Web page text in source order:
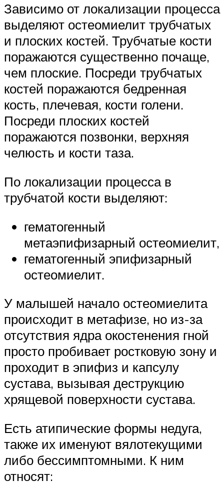
Зависимо от локализации процесса
выделяют остеомиелит трубчатых
и плоских костей. Трубчатые кости
поражаются существенно почаще,
чем плоские. Посреди трубчатых
костей поражаются бедренная
кость, плечевая, кости голени.
Посреди плоских костей
поражаются позвонки, верхняя
челюсть и кости таза.
По локализации процесса в
трубчатой кости выделяют:
гематогенный
метаэпифизарный остеомиелит,
гематогенный эпифизарный
остеомиелит.
У малышей начало остеомиелита
происходит в метафизе, но из-за
отсутствия ядра окостенения гной
просто пробивает ростковую зону и
проходит в эпифиз и капсулу
сустава, вызывая деструкцию
хрящевой поверхности сустава.
Есть атипические формы недуга,
также их именуют вялотекущими
либо бессимптомными. К ним
относят: